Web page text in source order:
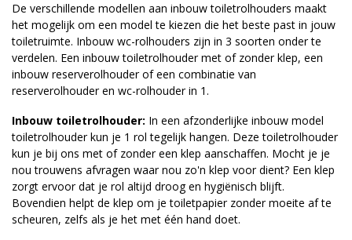
De verschillende modellen aan inbouw toiletrolhouders maakt
het mogelijk om een model te kiezen die het beste past in jouw
toiletruimte. Inbouw wc-rolhouders zijn in 3 soorten onder te
verdelen. Een inbouw toiletrolhouder met of zonder klep, een
inbouw reserverolhouder of een combinatie van
reserverolhouder en wc-rolhouder in 1.
Inbouw toiletrolhouder: In een afzonderlijke inbouw model
toiletrolhouder kun je 1 rol tegelijk hangen. Deze toiletrolhouder
kun je bij ons met of zonder een klep aanschaffen. Mocht je je
nou trouwens afvragen waar nou zo'n klep voor dient? Een klep
zorgt ervoor dat je rol altijd droog en hygiënisch blijft.
Bovendien helpt de klep om je toiletpapier zonder moeite af te
scheuren, zelfs als je het met één hand doet.